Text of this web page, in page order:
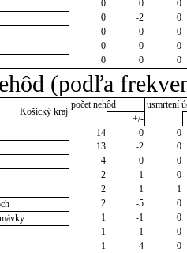
0 0
0
0 -2
0
0 0
0
0 0
0
0 0 0
(podľa
Košický kraj
počet nehôd
usmrtení
+/-
14 0
0
13 -2
0
4 0
0
2 1
0
2 1
1
2 -5
0
1 -1
0
1 1
0
1 -4
0